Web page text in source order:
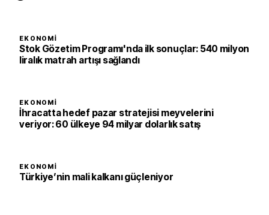
EKONOMI
Stok Gözetim Programı'nda ilk sonuçlar: 540 milyon
liralık matrah artışı sağlandı
EKONOMI
İhracatta hedef pazar stratejisi meyvelerini
veriyor: 60 ülkeye 94 milyar dolarlık satış
EKONOMI
Türkiye’nin mali kalkanı güçleniyor